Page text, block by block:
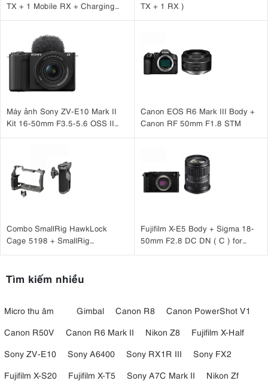
TX + 1 Mobile RX + Charging
TX + 1 RX )
Máy ảnh Sony ZV-E10 Mark II
Kit 16-50mm F3.5-5.6 OSS II
Canon EOS R6 Mark III Body +
Canon RF 50mm F1.8 STM
Combo SmallRig HawkLock
Cage 5198 + SmallRig
Fujifilm X-E5 Body + Sigma 18-
50mm F2.8 DC DN ( C ) for
Tìm kiếm nhiều
Micro thu âm Gimbal Canon R8
Canon PowerShot V1
Canon R50V
Canon R6 Mark II Nikon Z8
Fujifilm X-Half
Sony ZV-E10
Sony A6400 Sony RX1R III
Sony FX2
Fujifilm X-S20
Fujifilm X-T5 Sony A7C Mark II
Nikon Zf